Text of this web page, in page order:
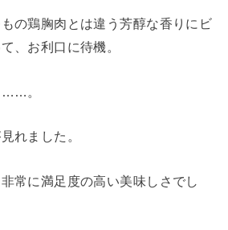
の鶏胸肉とは違う芳醇な香りにビ
、お利口に待機。
……。
れました。
常に満足度の高い美味しさでし